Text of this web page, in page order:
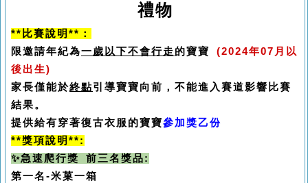
禮物
**比賽說明**：
限邀請年紀為一歲以下不會行走的寶寶 (2024年07月以
後出生)
家長僅能於終點引導寶寶向前，不能進入賽道影響比賽
結果。
提供給有穿著復古衣服的寶寶參加獎乙份
**獎項說明**:
✨急速爬行獎 前三名獎品:
第一名-米菓一箱